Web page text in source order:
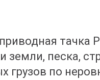
тачка
земли, песка,
грузов по